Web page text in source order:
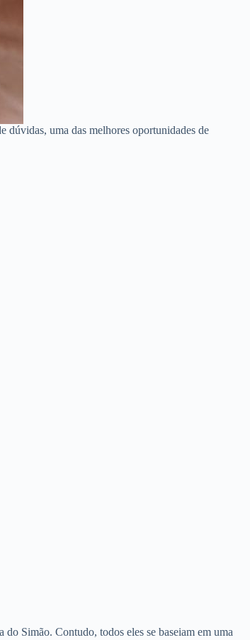
dúvidas, uma das melhores oportunidades de
Simão. Contudo, todos eles se baseiam em uma